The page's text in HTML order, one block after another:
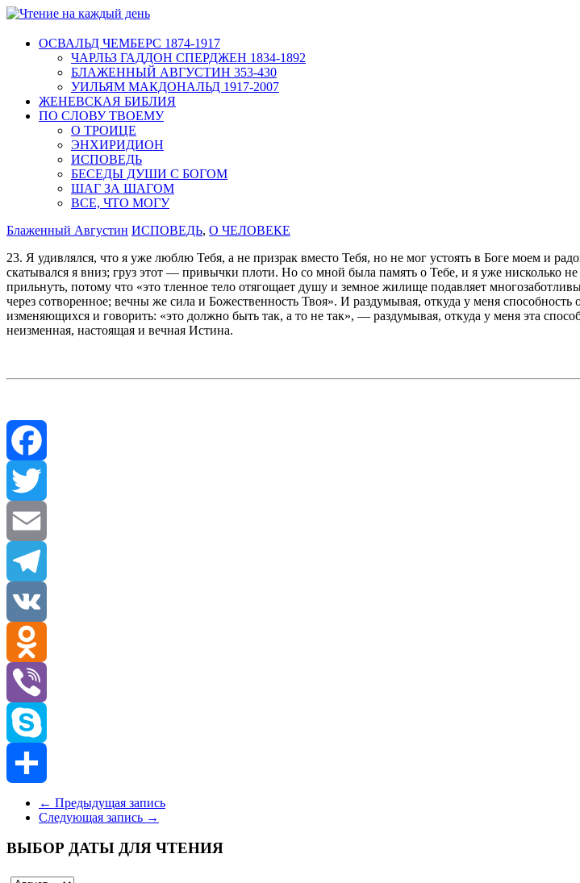
ОСВАЛЬД ЧЕМБЕРС 1874-1917
ЧАРЛЬЗ ГАДДОН СПЕРДЖЕН 1834-1892
БЛАЖЕННЫЙ АВГУСТИН 353-430
УИЛЬЯМ МАКДОНАЛЬД 1917-2007
ЖЕНЕВСКАЯ БИБЛИЯ
ПО СЛОВУ ТВОЕМУ
О ТРОИЦЕ
ЭНХИРИДИОН
ИСПОВЕДЬ
БЕСЕДЫ ДУШИ С БОГОМ
ШАГ ЗА ШАГОМ
ВСЕ, ЧТО МОГУ
Блаженный Августин ИСПОВЕДЬ, О ЧЕЛОВЕКЕ
23. Я удивлялся, что я уже люблю Тебя, а не призрак вместо Тебя, но не мог устоять в Боге моем и
скатывался я вниз; груз этот — привычки плоти. Но со мной была память о Тебе, и я уже нисколько
прильнуть, потому что «это тленное тело отягощает душу и земное жилище подавляет
через сотворенное; вечны же сила и Божественность Твоя». И раздумывая, откуда у меня
изменяющихся и говорить: «это должно быть так, а то не так», — раздумывая, откуда у меня эта
неизменная, настоящая и вечная Истина.
Facebook
Twitter
Email
Telegram
VK
Odnoklassniki
Viber
Skype
Отправить
← Предыдущая запись
Следующая запись →
ВЫБОР ДАТЫ ДЛЯ ЧТЕНИЯ